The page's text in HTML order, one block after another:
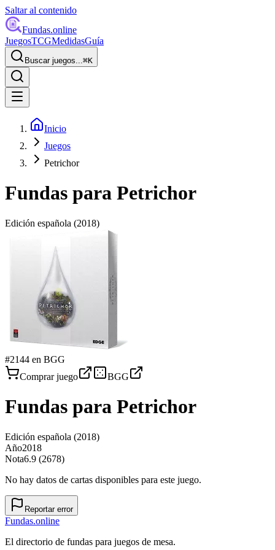
Saltar al contenido
Fundas.online
JuegosTCGMedidasGuía
Buscar juegos...⌘K
Inicio
Juegos
Petrichor
Fundas para Petrichor
Edición española (2018)
#2144 en BGG
Comprar juego
BGG
Fundas para Petrichor
Edición española (2018)
Año2018
Nota6.9 (2678)
No hay datos de cartas disponibles para este juego.
Reportar error
Fundas.online
El directorio de fundas para juegos de mesa.